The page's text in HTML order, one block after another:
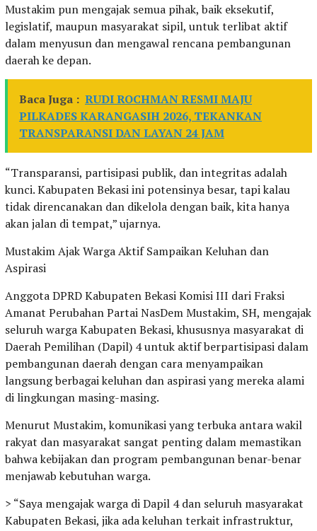
Mustakim pun mengajak semua pihak, baik eksekutif,
legislatif, maupun masyarakat sipil, untuk terlibat aktif
dalam menyusun dan mengawal rencana pembangunan
daerah ke depan.
Baca Juga : RUDI ROCHMAN RESMI MAJU
PILKADES KARANGASIH 2026, TEKANKAN
TRANSPARANSI DAN LAYAN 24 JAM
“Transparansi, partisipasi publik, dan integritas adalah
kunci. Kabupaten Bekasi ini potensinya besar, tapi kalau
tidak direncanakan dan dikelola dengan baik, kita hanya
akan jalan di tempat,” ujarnya.
Mustakim Ajak Warga Aktif Sampaikan Keluhan dan
Aspirasi
Anggota DPRD Kabupaten Bekasi Komisi III dari Fraksi
Amanat Perubahan Partai NasDem Mustakim, SH, mengajak
seluruh warga Kabupaten Bekasi, khususnya masyarakat di
Daerah Pemilihan (Dapil) 4 untuk aktif berpartisipasi dalam
pembangunan daerah dengan cara menyampaikan
langsung berbagai keluhan dan aspirasi yang mereka alami
di lingkungan masing-masing.
Menurut Mustakim, komunikasi yang terbuka antara wakil
rakyat dan masyarakat sangat penting dalam memastikan
bahwa kebijakan dan program pembangunan benar-benar
menjawab kebutuhan warga.
> “Saya mengajak warga di Dapil 4 dan seluruh masyarakat
Kabupaten Bekasi, jika ada keluhan terkait infrastruktur,